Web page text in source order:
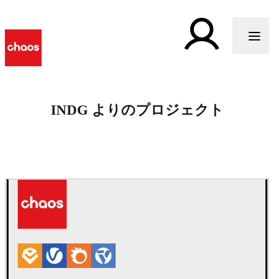
INDG よりのプロジェクト